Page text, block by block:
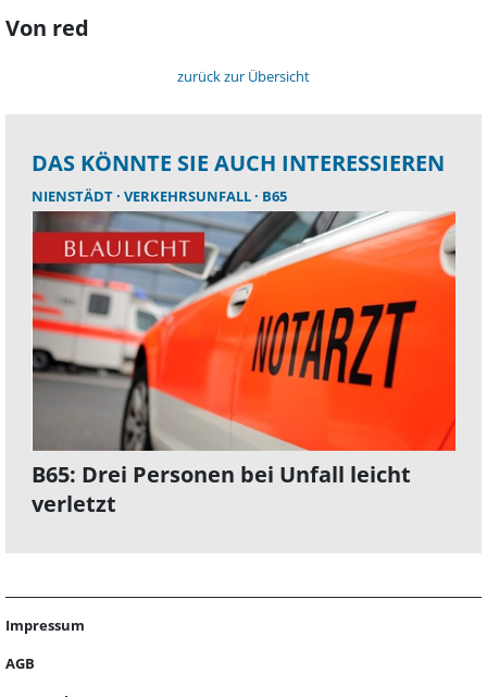
Von red
zurück zur Übersicht
DAS KÖNNTE SIE AUCH INTERESSIEREN
NIENSTÄDT VERKEHRSUNFALL B65
B65: Drei Personen bei Unfall leicht
verletzt
Impressum
AGB